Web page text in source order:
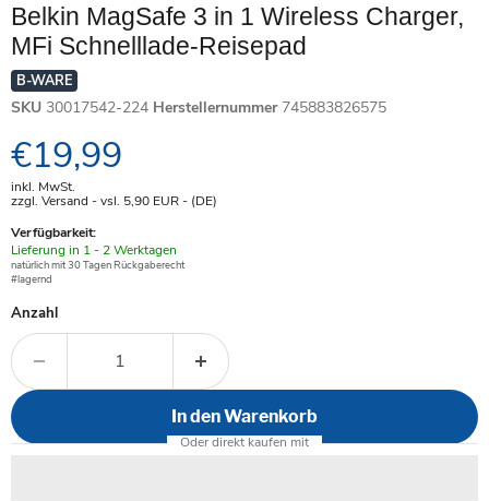
Belkin MagSafe 3 in 1 Wireless Charger,
MFi Schnelllade-Reisepad
B-WARE
SKU 30017542-224 Herstellernummer 745883826575
Aktueller Preis
€19,99
inkl. MwSt.
zzgl. Versand - vsl. 5,90 EUR- (DE)
Verfügbarkeit:
Verfügbar
-
Lieferung in 1 - 2 Werktagen
natürlich mit 30 Tagen Rückgaberecht
#lagernd
Anzahl
In den Warenkorb